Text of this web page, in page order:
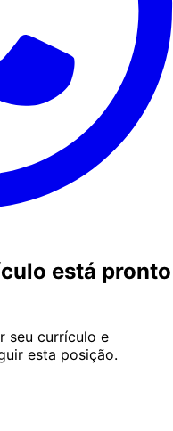
está pronto
seu currículo e
esta posição.